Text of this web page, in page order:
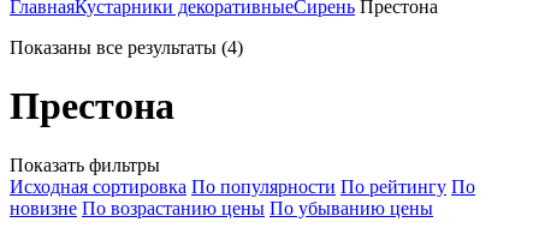
ГлавнаяКустарники декоративныеСирень Престона
Показаны все результаты (4)
Престона
Показать фильтры
Исходная сортировка По популярности По рейтингу По
новизне По возрастанию цены По убыванию цены